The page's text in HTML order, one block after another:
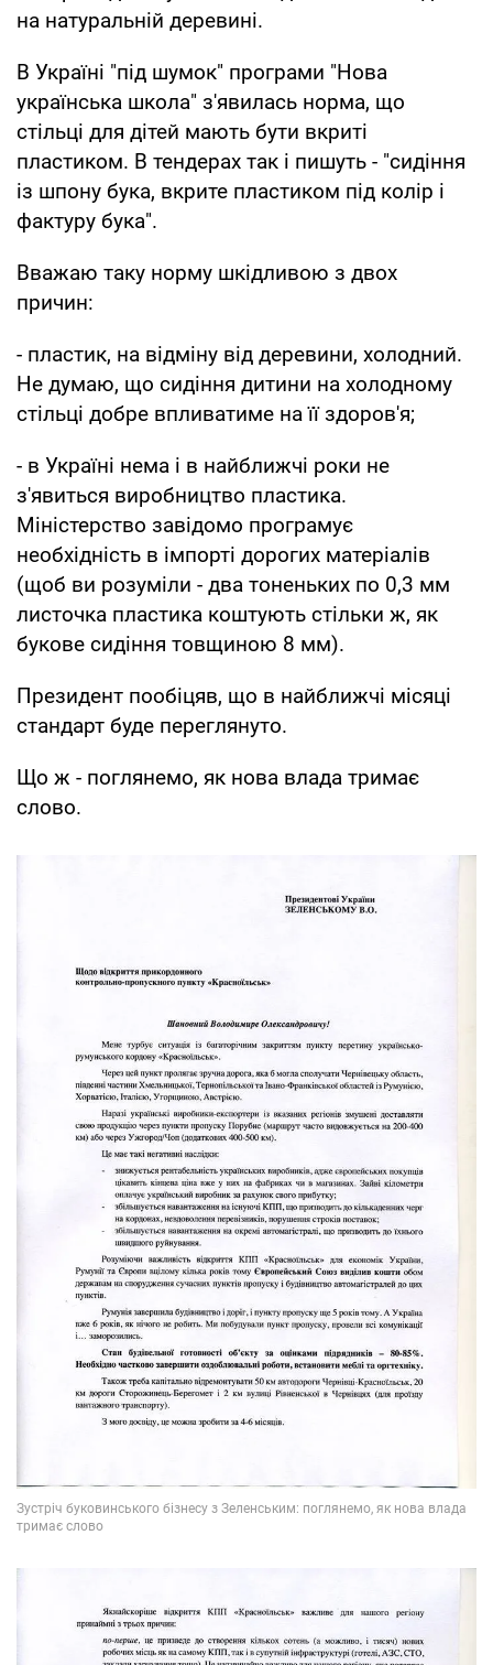
на натуральній деревині.
В Україні "під шумок" програми "Нова
українська школа" з'явилась норма, що
стільці для дітей мають бути вкриті
пластиком. В тендерах так і пишуть - "сидіння
із шпону бука, вкрите пластиком під колір і
фактуру бука".
Вважаю таку норму шкідливою з двох
причин:
- пластик, на відміну від деревини, холодний.
Не думаю, що сидіння дитини на холодному
стільці добре впливатиме на її здоров'я;
- в Україні нема і в найближчі роки не
з'явиться виробництво пластика.
Міністерство завідомо програмує
необхідність в імпорті дорогих матеріалів
(щоб ви розуміли - два тоненьких по 0,3 мм
листочка пластика коштують стільки ж, як
букове сидіння товщиною 8 мм).
Президент пообіцяв, що в найближчі місяці
стандарт буде переглянуто.
Що ж - поглянемо, як нова влада тримає
слово.